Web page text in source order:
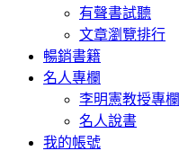
有聲書試聽
文章瀏覽排行
暢銷書籍
名人專欄
李明憲教授專欄
名人說書
我的帳號